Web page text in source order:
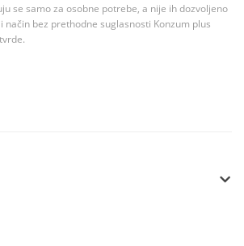
se samo za osobne potrebe, a nije ih dozvoljeno
bez prethodne suglasnosti Konzum plus